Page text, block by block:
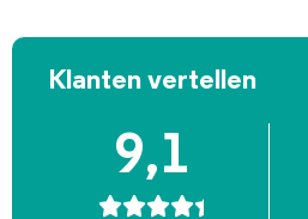
Klanten vertellen
9,1
